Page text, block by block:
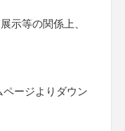
示等の関係上、
ージよりダウン